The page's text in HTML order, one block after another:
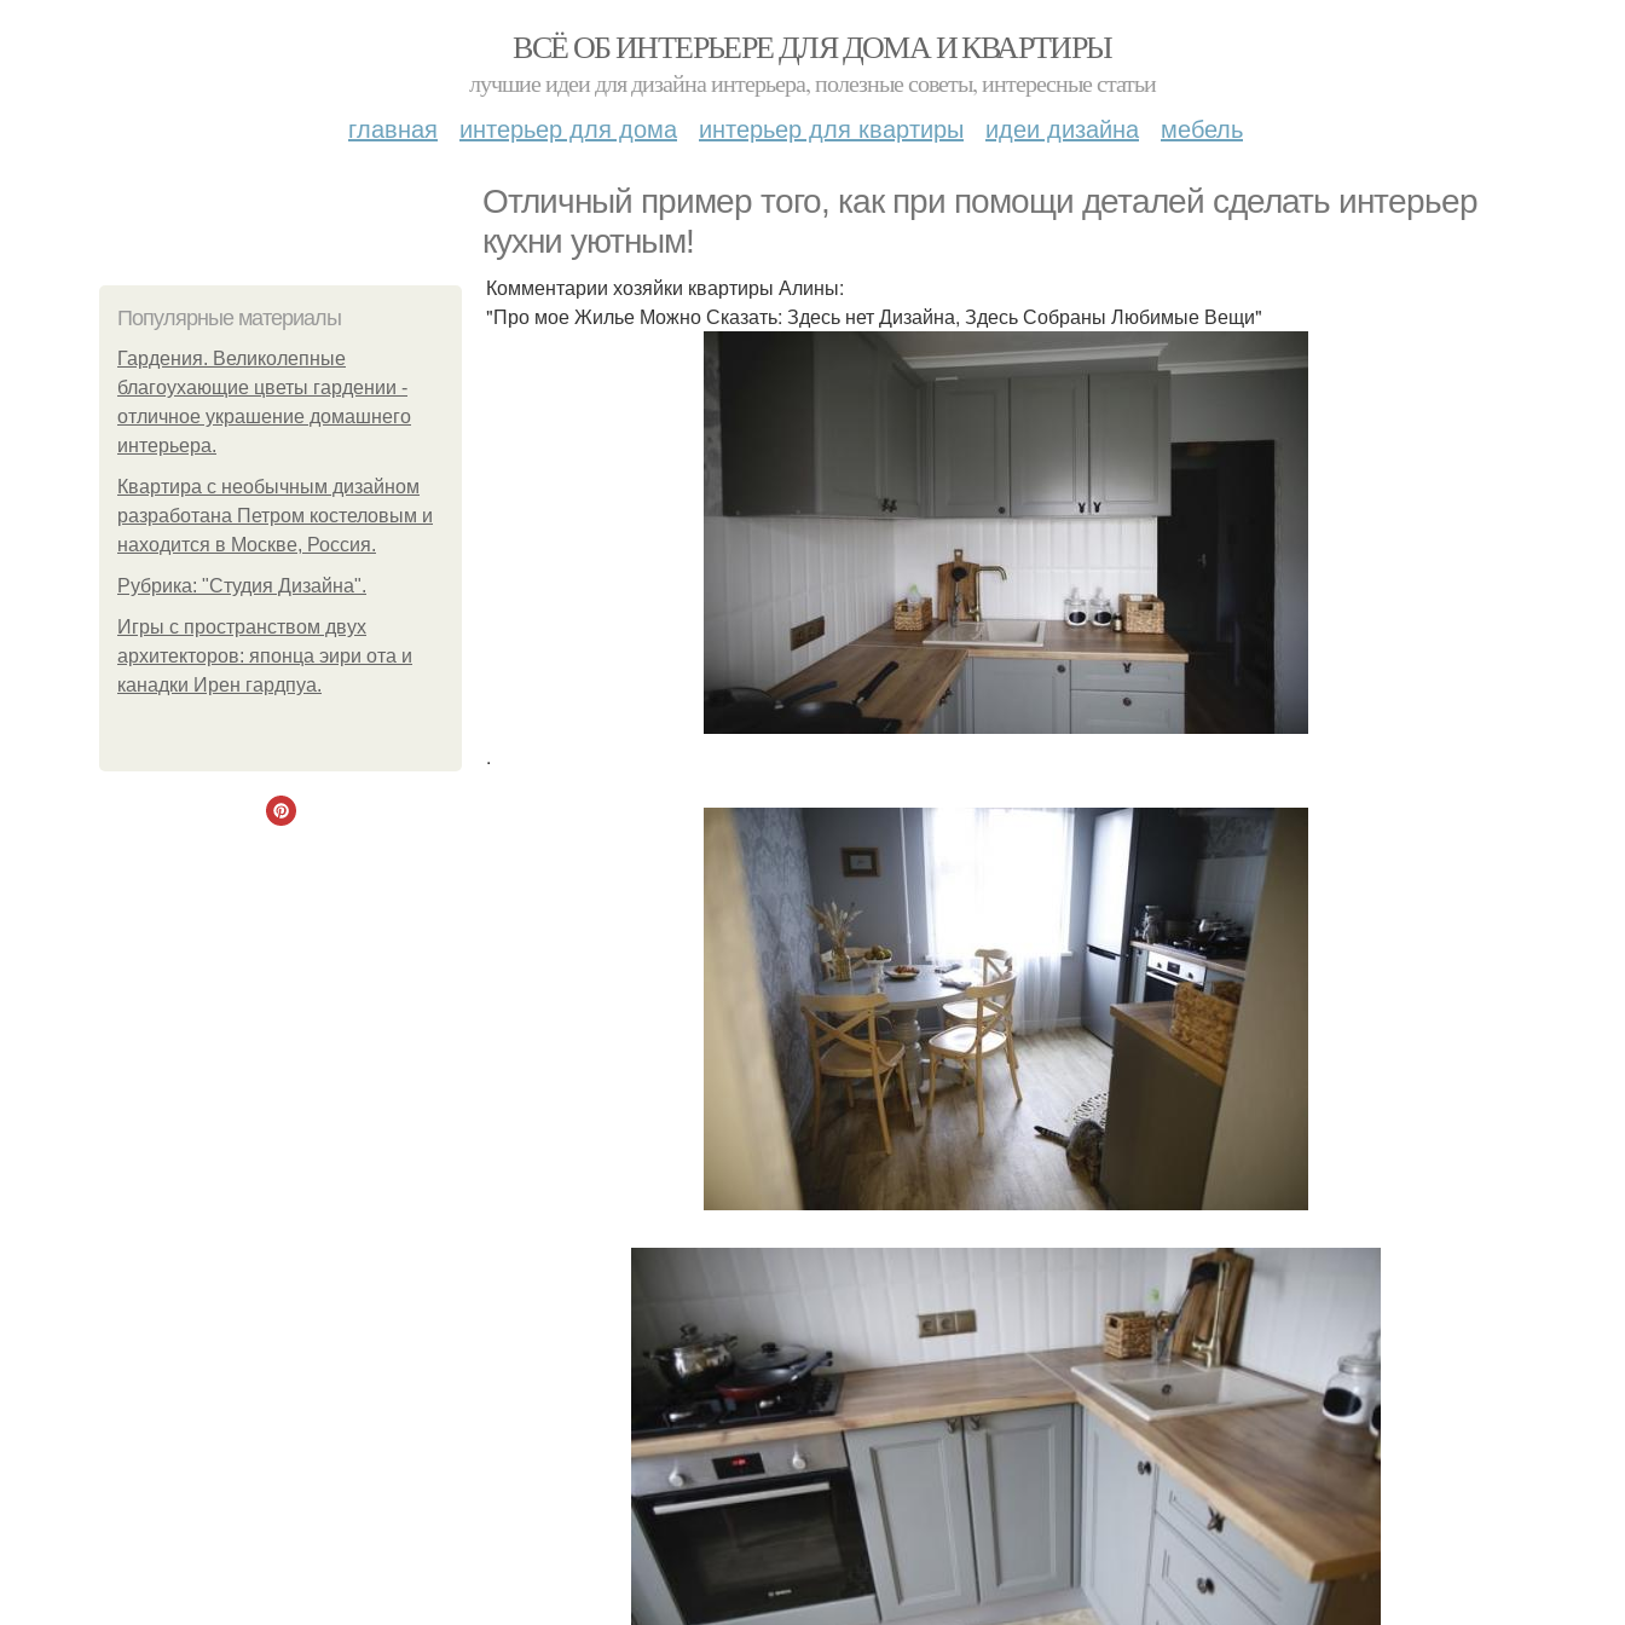
ВСЁ ОБ ИНТЕРЬЕРЕ ДЛЯ ДОМА И КВАРТИРЫ
лучшие идеи для дизайна интерьера, полезные советы, интересные статьи
главная интерьер для дома интерьер для квартиры идеи дизайна мебель
Отличный пример того, как при помощи деталей сделать интерьер
кухни уютным!
Популярные материалы
Гардения. Великолепные
благоухающие цветы гардении -
отличное украшение домашнего
интерьера.
Квартира с необычным дизайном
разработана Петром костеловым и
находится в Москве, Россия.
Рубрика: "Студия Дизайна".
Игры с пространством двух
архитекторов: японца эири ота и
канадки Ирен гардпуа.
Комментарии хозяйки квартиры Алины:
"Про мое Жилье Можно Сказать: Здесь нет Дизайна, Здесь Собраны Любимые Вещи"
.